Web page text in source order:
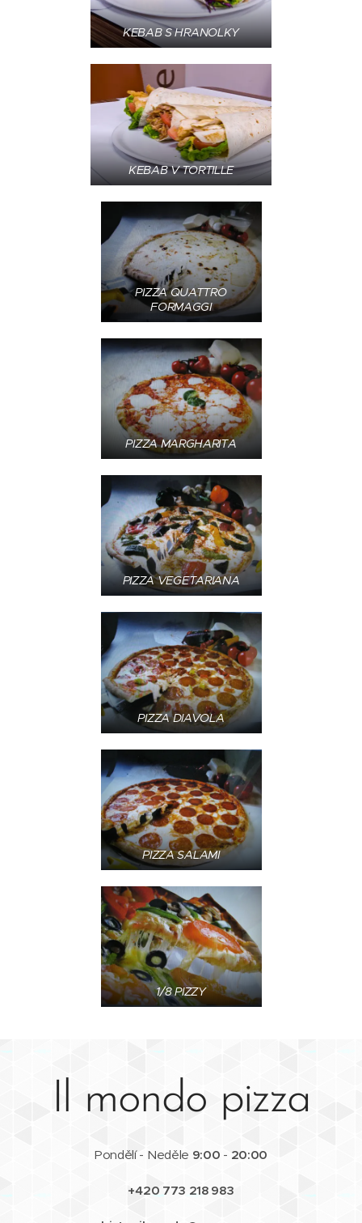
KEBAB S HRANOLKY
KEBAB V TORTILLE
PIZZA QUATTRO
FORMAGGI
PIZZA MARGHARITA
PIZZA VEGETARIANA
PIZZA DIAVOLA
PIZZA SALAMI
1/8 PIZZY
Il mondo pizza
Pondělí - Neděle 9:00 - 20:00
+420 773 218 983